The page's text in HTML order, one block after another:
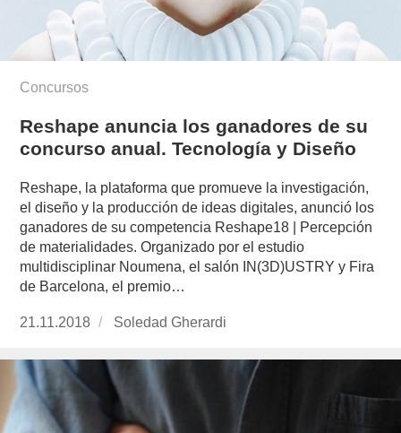
Concursos
Reshape anuncia los ganadores de su
concurso anual. Tecnología y Diseño
Reshape, la plataforma que promueve la investigación,
el diseño y la producción de ideas digitales, anunció los
ganadores de su competencia Reshape18 | Percepción
de materialidades. Organizado por el estudio
multidisciplinar Noumena, el salón IN(3D)USTRY y Fira
de Barcelona, el premio…
Publicado
21.11.2018
https://www.experimenta.es/author/soledad-
Soledad Gherardi